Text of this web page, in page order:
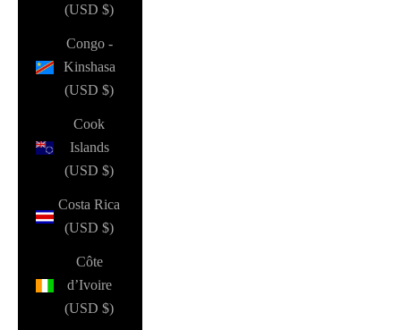
(USD $)
Congo -
Kinshasa
(USD $)
Cook
Islands
(USD $)
Costa Rica
(USD $)
Côte
d’Ivoire
(USD $)